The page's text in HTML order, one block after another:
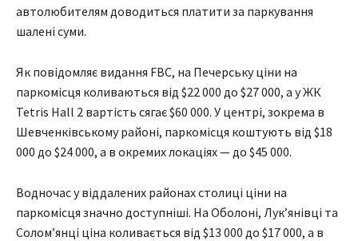
автолюбителям доводиться платити за паркування
шалені суми.
Як повідомляє видання FBC, на Печерську ціни на
паркомісця коливаються від $22 000 до $27 000, а у ЖК
Tetris Hall 2 вартість сягає $60 000. У центрі, зокрема в
Шевченківському районі, паркомісця коштують від $18
000 до $24 000, а в окремих локаціях — до $45 000.
Водночас у віддалених районах столиці ціни на
паркомісця значно доступніші. На Оболоні, Лук’янівці та
Солом’янці ціна коливається від $13 000 до $17 000, а в